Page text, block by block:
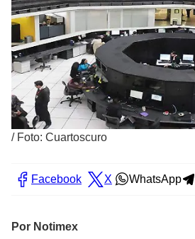
/ Foto: Cuartoscuro
Facebook X WhatsApp
Por Notimex